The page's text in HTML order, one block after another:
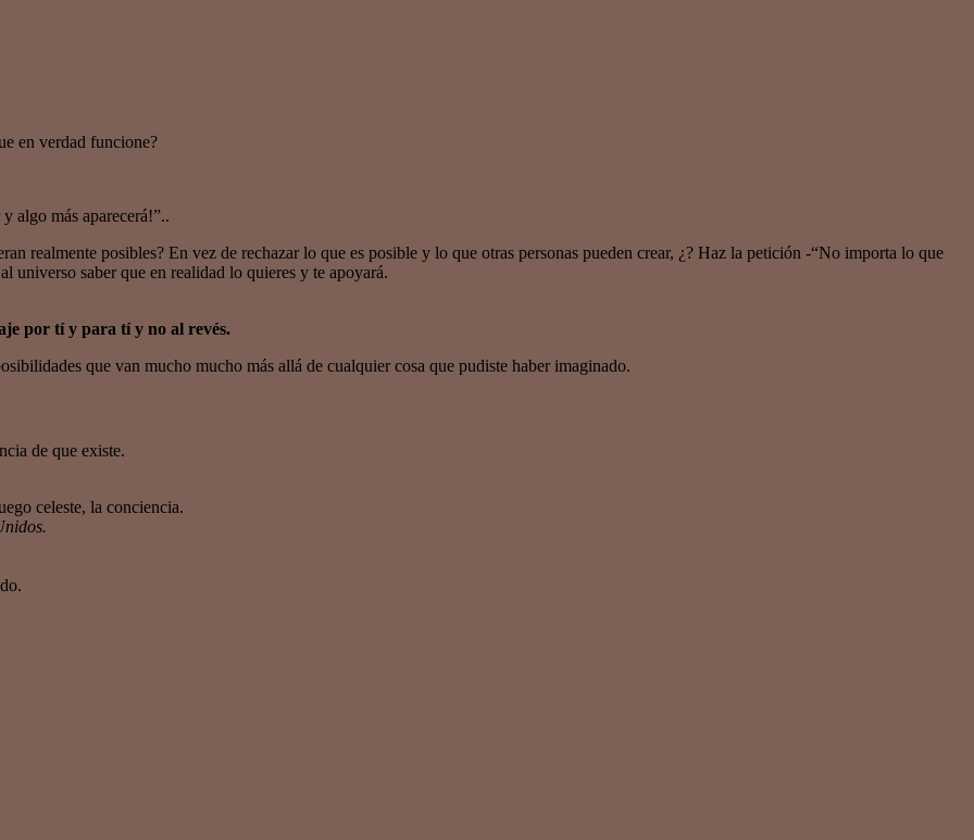
en verdad funcione?
algo más aparecerá!”..
realmente posibles? En vez de rechazar lo que es posible y lo que otras personas pueden crear, ¿? Haz la petición -“No importa lo que
universo saber que en realidad lo quieres y te apoyará.
por tí y para tí y no al revés.
que van mucho mucho más allá de cualquier cosa que pudiste haber imaginado.
de que existe.
celeste, la conciencia.